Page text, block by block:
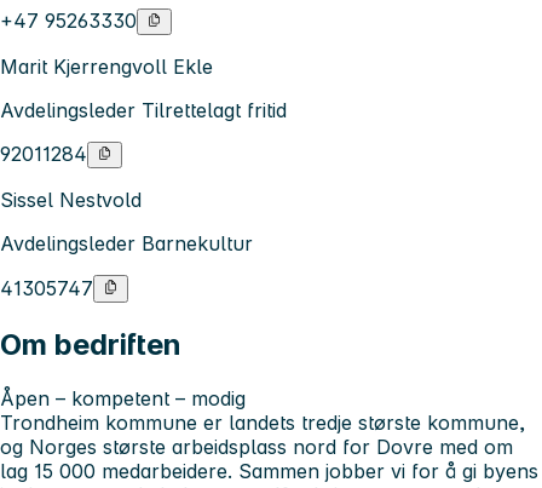
+47 95263330
Marit Kjerrengvoll Ekle
Avdelingsleder Tilrettelagt fritid
92011284
Sissel Nestvold
Avdelingsleder Barnekultur
41305747
Om bedriften
Åpen – kompetent – modig
Trondheim kommune er landets tredje største kommune,
og Norges største arbeidsplass nord for Dovre med om
lag 15 000 medarbeidere. Sammen jobber vi for å gi byens